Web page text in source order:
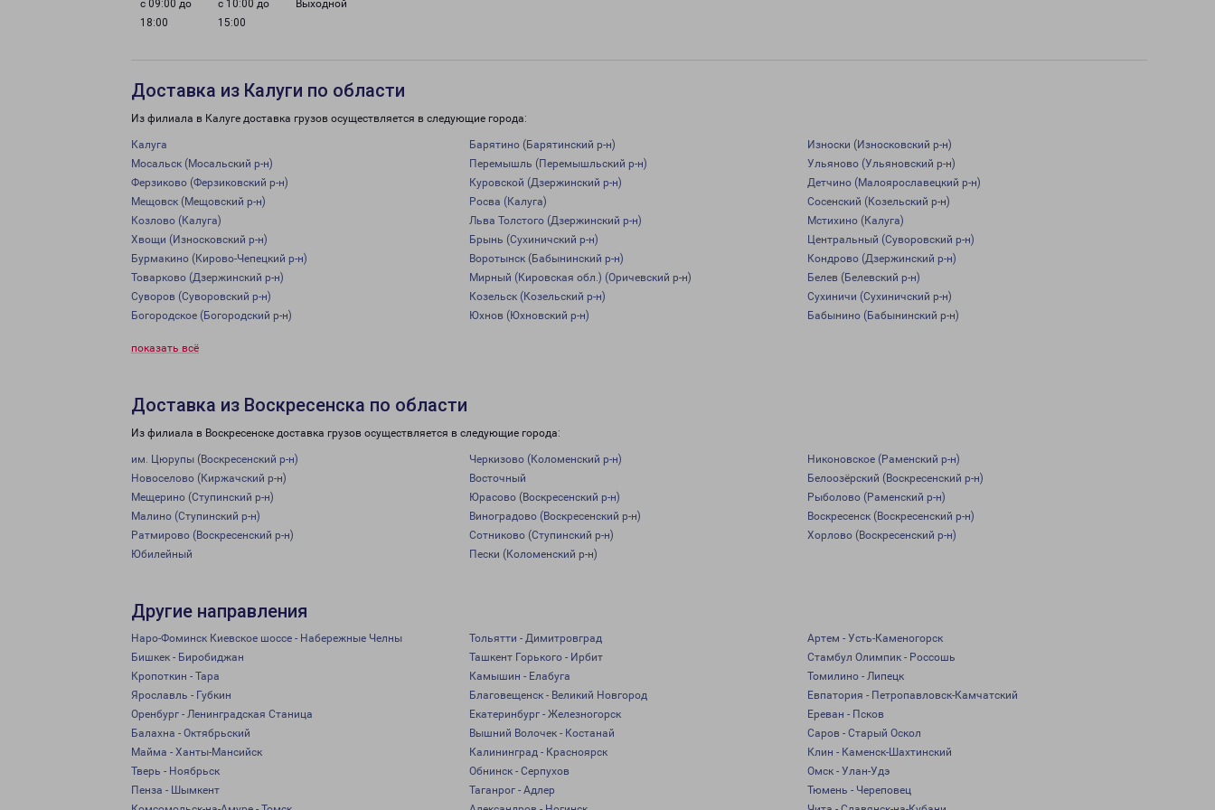
с 09:00 до
18:00
с 10:00 до
15:00
Выходной
Доставка из Калуги по области
Из филиала в Калуге доставка грузов осуществляется в следующие города:
Калуга Барятино (Барятинский р-н)
Износки (Износковский р-н)
Мосальск (Мосальский р-н)
Перемышль (Перемышльский р-н)
Ульяново (Ульяновский р-н)
Ферзиково (Ферзиковский р-н)
Куровской (Дзержинский р-н)
Детчино (Малоярославецкий р-н)
Мещовск (Мещовский р-н)
Росва (Калуга)
Сосенский (Козельский р-н)
Козлово (Калуга)
Льва Толстого (Дзержинский р-н)
Мстихино (Калуга)
Хвощи (Износковский р-н)
Брынь (Сухиничский р-н)
Центральный (Суворовский р-н)
Бурмакино (Кирово-Чепецкий р-н)
Воротынск (Бабынинский р-н)
Кондрово (Дзержинский р-н)
Товарково (Дзержинский р-н)
Мирный (Кировская обл.) (Оричевский р-н)
Белев (Белевский р-н)
Суворов (Суворовский р-н)
Козельск (Козельский р-н)
Сухиничи (Сухиничский р-н)
Богородское (Богородский р-н)
Юхнов (Юхновский р-н) Бабынино (Бабынинский р-н)
показать всё
Доставка из Воскресенска по области
Из филиала в Воскресенске доставка грузов осуществляется в следующие города:
им. Цюрупы (Воскресенский р-н) Черкизово (Коломенский р-н)
Никоновское (Раменский р-н)
Новоселово (Киржачский р-н)
Восточный
Белоозёрский (Воскресенский р-н)
Мещерино (Ступинский р-н)
Юрасово (Воскресенский р-н)
Рыболово (Раменский р-н)
Малино (Ступинский р-н)
Виноградово (Воскресенский р-н)
Воскресенск (Воскресенский р-н)
Ратмирово (Воскресенский р-н)
Сотниково (Ступинский р-н)
Хорлово (Воскресенский р-н)
Юбилейный
Пески (Коломенский р-н)
Другие направления
Наро-Фоминск Киевское шоссе - Набережные Челны Тольятти - Димитровград
Артем - Усть-Каменогорск
Бишкек - Биробиджан
Ташкент Горького - Ирбит
Стамбул Олимпик - Россошь
Кропоткин - Тара
Камышин - Елабуга
Томилино - Липецк
Ярославль - Губкин
Благовещенск - Великий Новгород
Евпатория - Петропавловск-Камчатский
Оренбург - Ленинградская Станица
Екатеринбург - Железногорск
Ереван - Псков
Балахна - Октябрьский
Вышний Волочек - Костанай
Саров - Старый Оскол
Майма - Ханты-Мансийск
Калининград - Красноярск
Клин - Каменск-Шахтинский
Тверь - Ноябрьск
Обнинск - Серпухов
Омск - Улан-Удэ
Пенза - Шымкент
Таганрог - Адлер
Тюмень - Череповец